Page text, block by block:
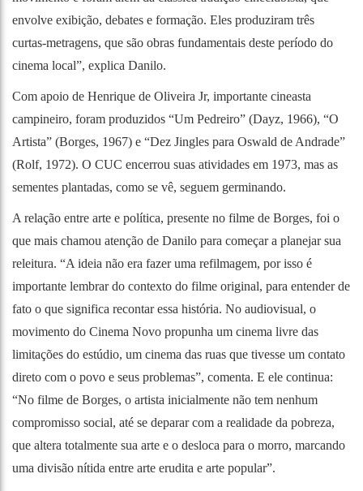
envolve exibição, debates e formação. Eles produziram três
curtas-metragens, que são obras fundamentais deste período do
cinema local”, explica Danilo.
Com apoio de Henrique de Oliveira Jr, importante cineasta
campineiro, foram produzidos “Um Pedreiro” (Dayz, 1966), “O
Artista” (Borges, 1967) e “Dez Jingles para Oswald de Andrade”
(Rolf, 1972). O CUC encerrou suas atividades em 1973, mas as
sementes plantadas, como se vê, seguem germinando.
A relação entre arte e política, presente no filme de Borges, foi o
que mais chamou atenção de Danilo para começar a planejar sua
releitura. “A ideia não era fazer uma refilmagem, por isso é
importante lembrar do contexto do filme original, para entender de
fato o que significa recontar essa história. No audiovisual, o
movimento do Cinema Novo propunha um cinema livre das
limitações do estúdio, um cinema das ruas que tivesse um contato
direto com o povo e seus problemas”, comenta. E ele continua:
“No filme de Borges, o artista inicialmente não tem nenhum
compromisso social, até se deparar com a realidade da pobreza,
que altera totalmente sua arte e o desloca para o morro, marcando
uma divisão nítida entre arte erudita e arte popular”.